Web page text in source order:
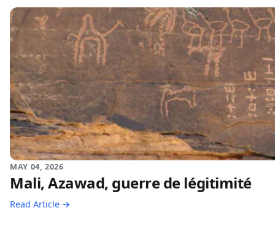
MAY 04, 2026
Mali, Azawad, guerre de légitimité
Read Article →